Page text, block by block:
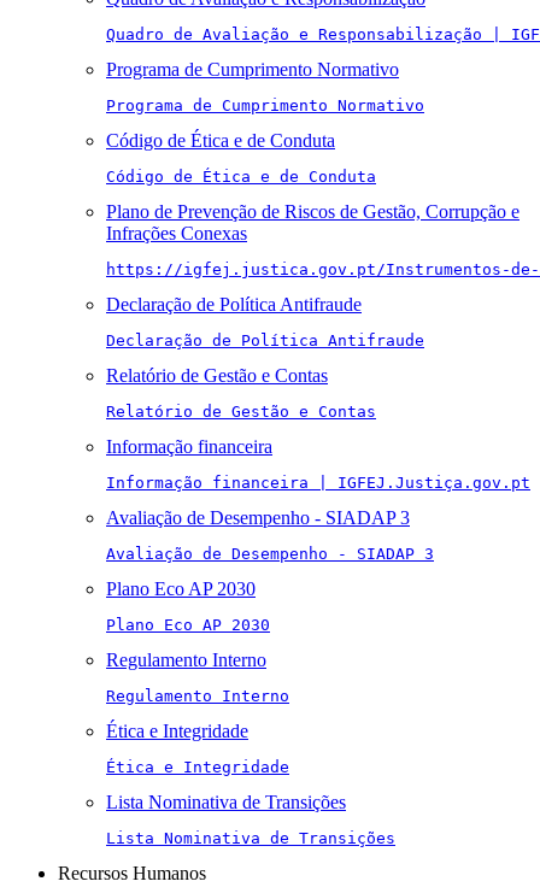
Quadro de Avaliação e Responsabilização |
Programa de Cumprimento Normativo
Programa de Cumprimento Normativo
Código de Ética e de Conduta
Código de Ética e de Conduta
Plano de Prevenção de Riscos de Gestão, Corrupção e
Infrações Conexas
https://igfej.justica.gov.pt/Instrumentos-de-
Declaração de Política Antifraude
Declaração de Política Antifraude
Relatório de Gestão e Contas
Relatório de Gestão e Contas
Informação financeira
Informação financeira | IGFEJ.Justiça.gov.pt
Avaliação de Desempenho - SIADAP 3
Avaliação de Desempenho - SIADAP 3
Plano Eco AP 2030
Plano Eco AP 2030
Regulamento Interno
Regulamento Interno
Ética e Integridade
Ética e Integridade
Lista Nominativa de Transições
Lista Nominativa de Transições
Recursos Humanos